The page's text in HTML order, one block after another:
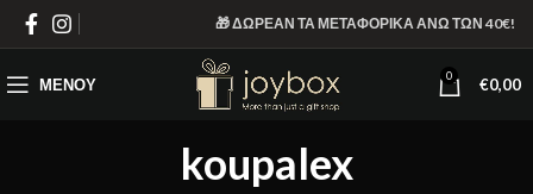
🎁 ΔΩΡΕΑΝ ΤΑ ΜΕΤΑΦΟΡΙΚΑ ΑΝΩ ΤΩΝ 40€!
ΜΕΝΟΎ 0 €0,00
koupalex